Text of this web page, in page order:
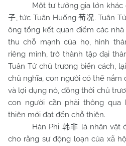
Một tư tưởng gia lớn khác
子, tức Tuân Huống荀况. Tuân
ông tổng kết quan điểm các nhà
thu chỗ mạnh của họ, hình
riêng mình, trở thành tập đại
Tuân Tử chủ trương biến cách,
chủ nghĩa, con người có thể nắm
và lợi dụng nó, đồng thời chủ
con người cần phải thông qua
thiên mới đạt đến chỗ thiện.
Hàn Phi 韩非 là nhân vật
cho rằng sự động loạn của xã